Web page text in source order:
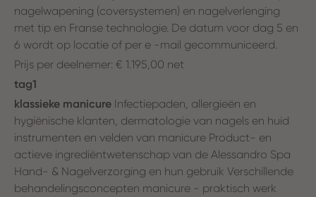
nagelwapening (coversystemen) en nagelverlenging
met tip en Franse technologie. De datum voor dag 5 en
6 wordt op locatie of per e -mail gecommuniceerd.
Prijs per deelnemer: € 1.195,00 net
tag1
klassieke manicure Infectiepaden, allergieën en
hygiënische klanten, dermatologie van nagels en huid
instrumenten en velden van manicure Product- en
actieve ingrediëntwetenschap van de Alessandro Spa
Hand- & Nagelverzorging en hun gebruik Verschillende
behandelingsconcepten manicure - praktisch werk